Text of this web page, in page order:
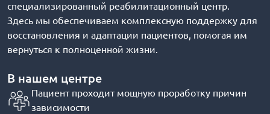
специализированный реабилитационный центр.
Здесь мы обеспечиваем комплексную поддержку для
восстановления и адаптации пациентов, помогая им
вернуться к полноценной жизни.
В нашем центре
Пациент проходит мощную проработку причин
зависимости